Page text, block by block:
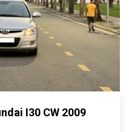
I30 CW 2009